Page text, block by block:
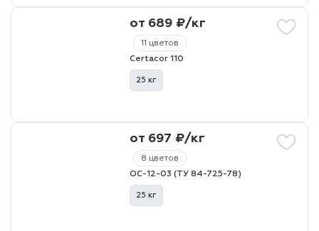
11 цветов
от 689 ₽/кг
Certacor 110
25 кг
8 цветов
от 697 ₽/кг
ОС-12-03 (ТУ 84-725-78)
25 кг